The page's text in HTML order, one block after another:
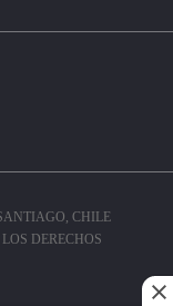
CHILE
DERECHOS